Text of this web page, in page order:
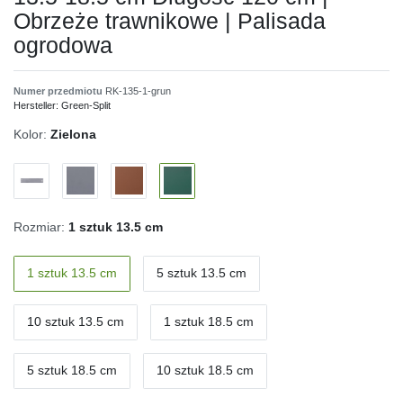
Obrzeże trawnikowe | Palisada
ogrodowa
Numer przedmiotu RK-135-1-grun
Hersteller: Green-Split
Kolor: Zielona
Rozmiar: 1 sztuk 13.5 cm
1 sztuk 13.5 cm 5 sztuk 13.5 cm
10 sztuk 13.5 cm 1 sztuk 18.5 cm
5 sztuk 18.5 cm 10 sztuk 18.5 cm